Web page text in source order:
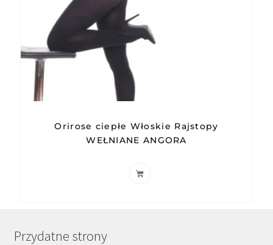
Orirose ciepłe Włoskie Rajstopy
WEŁNIANE ANGORA
Przydatne strony